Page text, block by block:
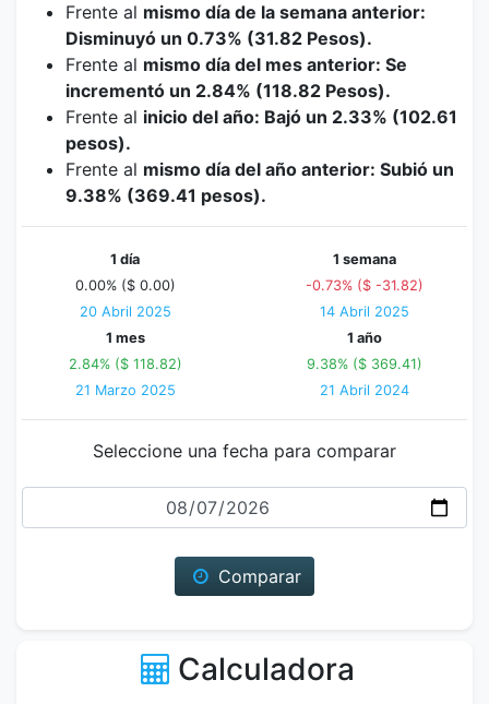
Frente al mismo día de la semana anterior:
Disminuyó un 0.73% (31.82 Pesos).
Frente al mismo día del mes anterior: Se
incrementó un 2.84% (118.82 Pesos).
Frente al inicio del año: Bajó un 2.33% (102.61
pesos).
Frente al mismo día del año anterior: Subió un
9.38% (369.41 pesos).
1 día
0.00% ($ 0.00)
20 Abril 2025
1 semana
-0.73% ($ -31.82)
14 Abril 2025
1 mes
2.84% ($ 118.82)
21 Marzo 2025
1 año
9.38% ($ 369.41)
21 Abril 2024
Seleccione una fecha para comparar
Fecha
Comparar
Calculadora